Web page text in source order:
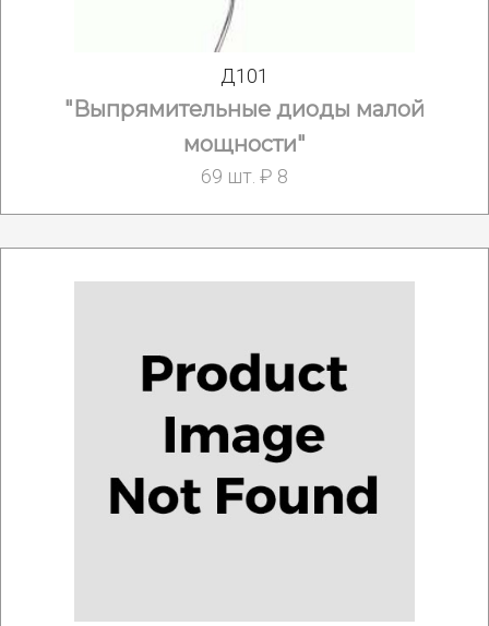
Д101
"Выпрямительные диоды малой
мощности"
69 шт. ₽ 8